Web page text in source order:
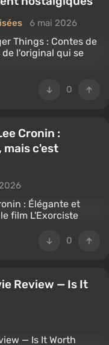
6 mai 2026
0
Cronin :
mais c'est
0
Review — Is It